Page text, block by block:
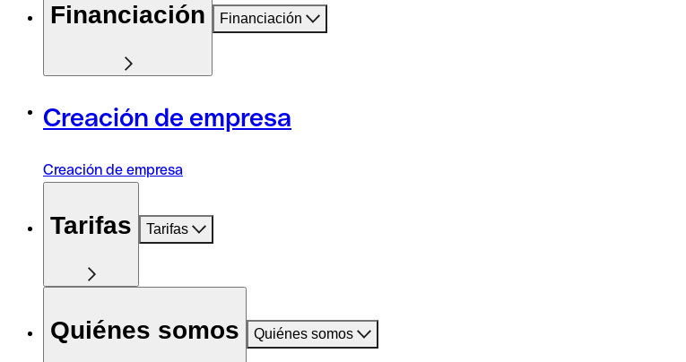
Financiación Financiación
Creación de empresa
Creación de empresa
Tarifas Tarifas
Quiénes somos Quiénes somos